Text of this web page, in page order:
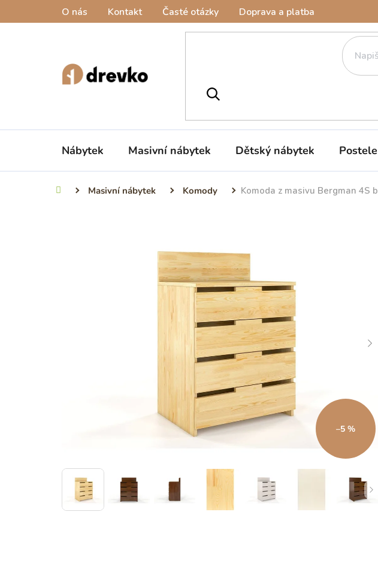
O nás Kontakt Časté otázky Doprava a platba
Nábytek Masivní nábytek Dětský nábytek Postele
Domů Masivní nábytek Komody Komoda z masivu Bergman 4S
–5 %